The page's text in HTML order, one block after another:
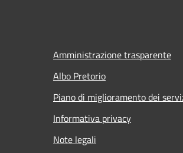
Amministrazione trasparente
Albo Pretorio
Piano di miglioramento dei
Informativa privacy
Note legali